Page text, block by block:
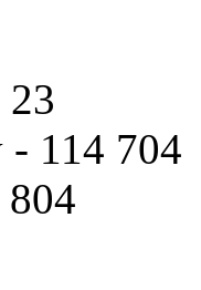
23
114 704
804